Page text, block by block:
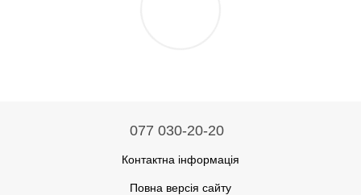
077 030-20-20
Контактна інформація
Повна версія сайту